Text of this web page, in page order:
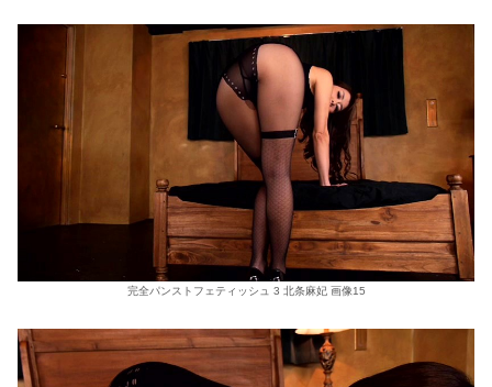
完全パンストフェティッシュ 3 北条麻妃 画像15